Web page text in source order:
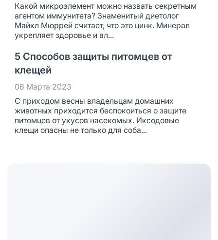
Какой микроэлемент можно назвать секретным
агентом иммунитета? Знаменитый диетолог
Майкл Мюррей считает, что это цинк. Минерал
укрепляет здоровье и вл...
5 Способов защиты питомцев от
клещей
06 Марта 2023
С приходом весны владельцам домашних
животных приходится беспокоиться о защите
питомцев от укусов насекомых. Иксодовые
клещи опасны не только для соба...